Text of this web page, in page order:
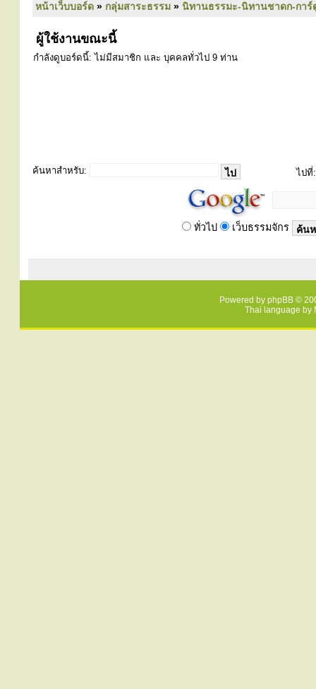
หน้าเว็บบอร์ด » กลุ่มสาระธรรม » นิทานธรรมะ-นิทานชาดก-การ์
ผู้ใช้งานขณะนี้
กำลังดูบอร์ดนี้: ไม่มีสมาชิก และ บุคคลทั่วไป 9 ท่าน
ค้นหาสำหรับ: ไปที่:
ทั่วไป เว็บธรรมจักร
Powered by phpBB ©
Thai language by